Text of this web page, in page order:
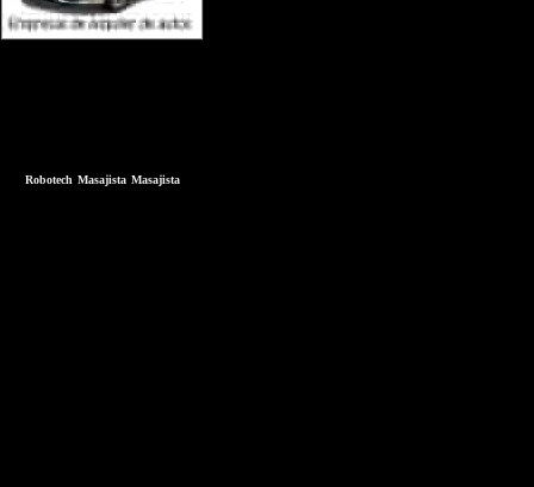
Robotech Masajista Masajista